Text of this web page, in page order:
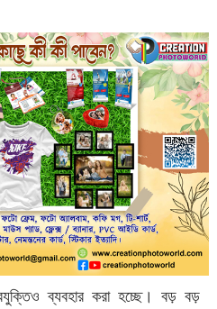
ব্যবহার করা হচ্ছে। বড় বড়